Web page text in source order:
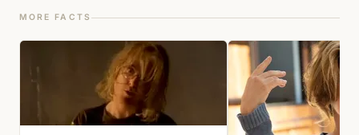
MORE FACTS